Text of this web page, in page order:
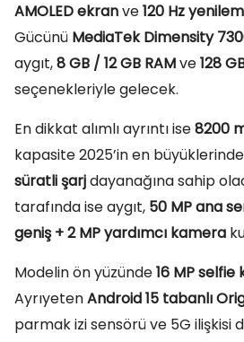
AMOLED ekranve120 Hz
Gücünü MediaTek Dimensity
aygıt,8 GB / 12 GB RAMve128
seçenekleriyle gelecek.
En dikkat alımlı ayrıntı ise8200
kapasite 2025’in en
süratli şarjdayanağına sahip
tarafında ise aygıt, 50 MP ana
geniş + 2 MP yardımcı kamera
Modelin ön yüzünde16 MP selfie
AyrıyetenAndroid 15 tabanlı
parmak izi sensörü ve 5G ilişkisi